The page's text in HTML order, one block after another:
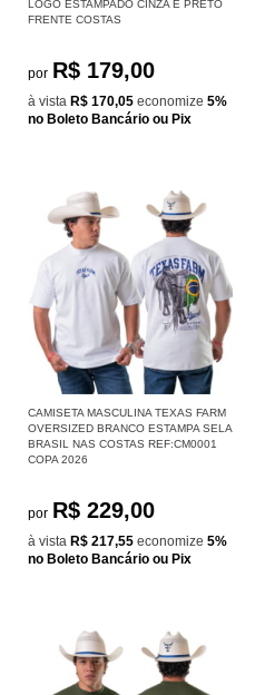
LOGO ESTAMPADO CINZA E PRETO
FRENTE COSTAS
por R$ 179,00
à vista R$ 170,05 economize 5%
no Boleto Bancário ou Pix
CAMISETA MASCULINA TEXAS FARM
OVERSIZED BRANCO ESTAMPA SELA
BRASIL NAS COSTAS REF:CM0001
COPA 2026
por R$ 229,00
à vista R$ 217,55 economize 5%
no Boleto Bancário ou Pix